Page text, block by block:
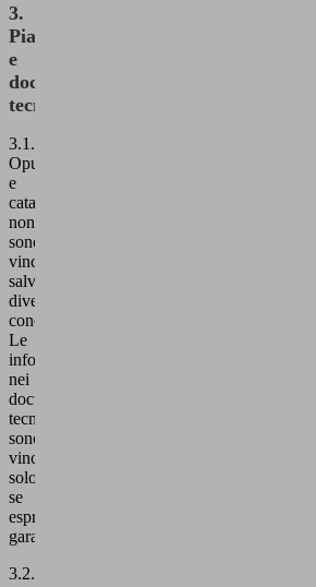
3.
Piani
e
documentazione
tecnica
3.1.
Opuscoli
e
cataloghi
non
sono
vincolanti
salvo
diversamente
concordato.
Le
informazioni
nei
documenti
tecnici
sono
vincolanti
solo
se
espressamente
garantite.
3.2.